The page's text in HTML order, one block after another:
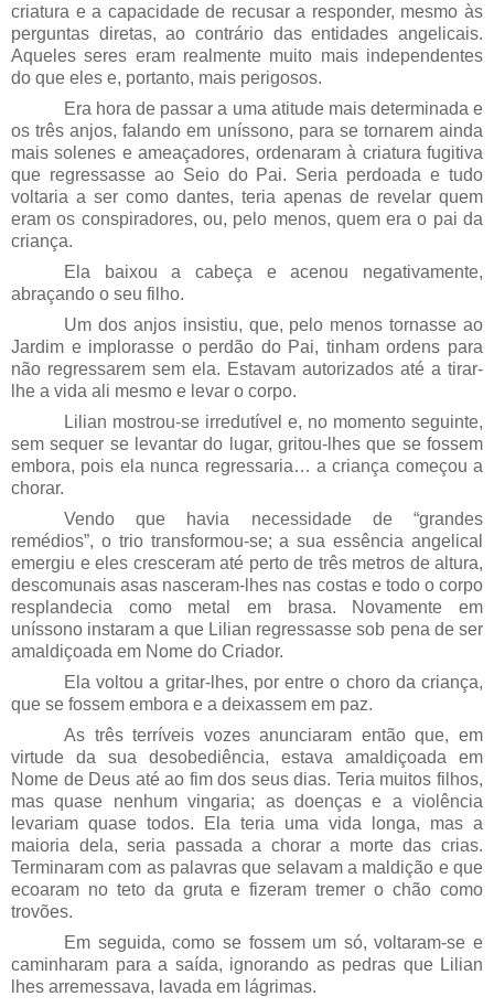
criatura e a capacidade de recusar a responder, mesmo às
perguntas diretas, ao contrário das entidades angelicais.
Aqueles seres eram realmente muito mais independentes
do que eles e, portanto, mais perigosos.
Era hora de passar a uma atitude mais determinada e
os três anjos, falando em uníssono, para se tornarem ainda
mais solenes e ameaçadores, ordenaram à criatura fugitiva
que regressasse ao Seio do Pai. Seria perdoada e tudo
voltaria a ser como dantes, teria apenas de revelar quem
eram os conspiradores, ou, pelo menos, quem era o pai da
criança.
Ela baixou a cabeça e acenou negativamente,
abraçando o seu filho.
Um dos anjos insistiu, que, pelo menos tornasse ao
Jardim e implorasse o perdão do Pai, tinham ordens para
não regressarem sem ela. Estavam autorizados até a tirar-
lhe a vida ali mesmo e levar o corpo.
Lilian mostrou-se irredutível e, no momento seguinte,
sem sequer se levantar do lugar, gritou-lhes que se fossem
embora, pois ela nunca regressaria… a criança começou a
chorar.
Vendo que havia necessidade de “grandes
remédios”, o trio transformou-se; a sua essência angelical
emergiu e eles cresceram até perto de três metros de altura,
descomunais asas nasceram-lhes nas costas e todo o corpo
resplandecia como metal em brasa. Novamente em
uníssono instaram a que Lilian regressasse sob pena de ser
amaldiçoada em Nome do Criador.
Ela voltou a gritar-lhes, por entre o choro da criança,
que se fossem embora e a deixassem em paz.
As três terríveis vozes anunciaram então que, em
virtude da sua desobediência, estava amaldiçoada em
Nome de Deus até ao fim dos seus dias. Teria muitos filhos,
mas quase nenhum vingaria; as doenças e a violência
levariam quase todos. Ela teria uma vida longa, mas a
maioria dela, seria passada a chorar a morte das crias.
Terminaram com as palavras que selavam a maldição e que
ecoaram no teto da gruta e fizeram tremer o chão como
trovões.
Em seguida, como se fossem um só, voltaram-se e
caminharam para a saída, ignorando as pedras que Lilian
lhes arremessava, lavada em lágrimas.